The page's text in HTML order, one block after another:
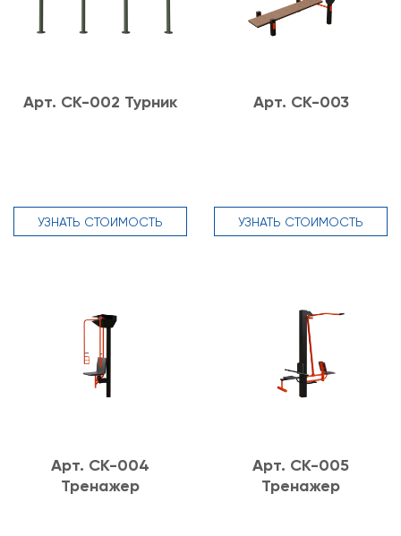
Арт. СК-002 Турник
УЗНАТЬ СТОИМОСТЬ
Арт. СК-003
УЗНАТЬ СТОИМОСТЬ
Арт. СК-004
Тренажер
Арт. СК-005
Тренажер